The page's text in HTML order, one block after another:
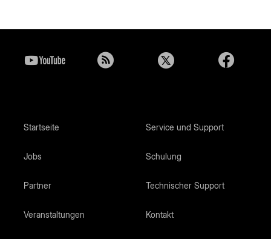
Startseite
Jobs
Partner
Veranstaltungen
Service und Support
Schulung
Technischer Support
Kontakt